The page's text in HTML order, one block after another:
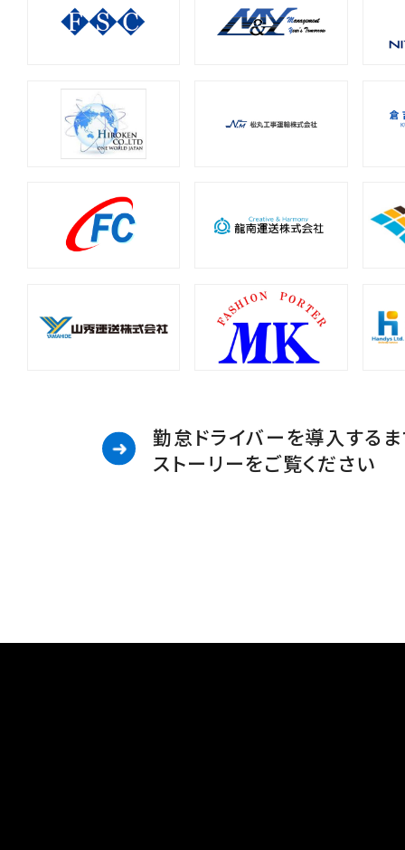
勤怠ドライバーを導入する
ストーリーをご覧ください